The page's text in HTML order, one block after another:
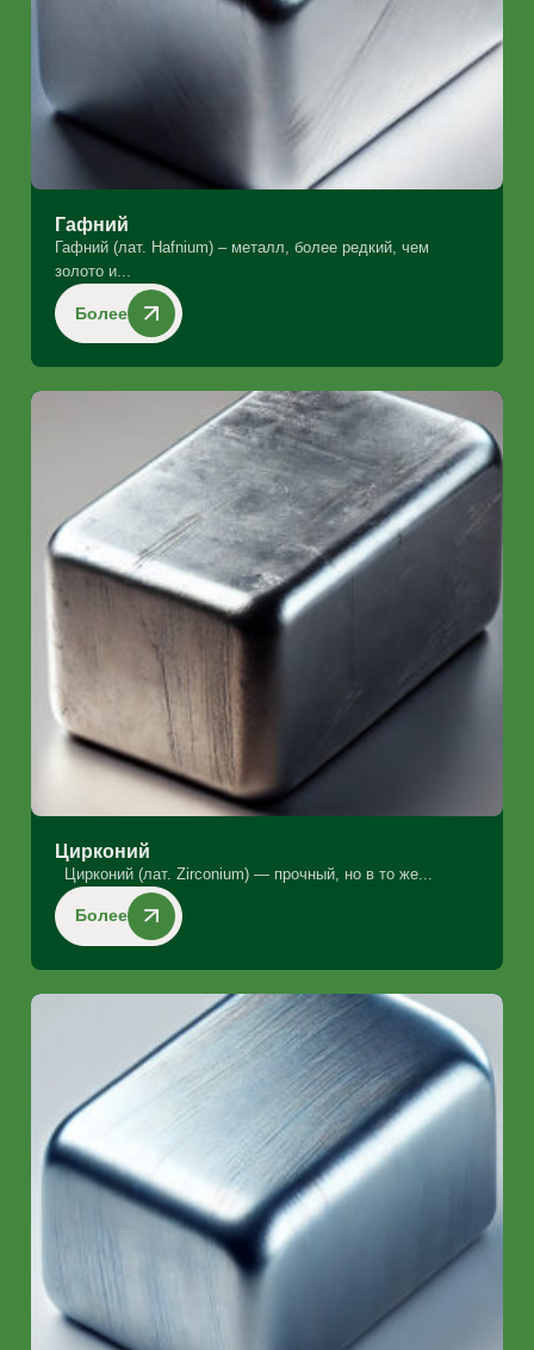
Гафний
Гафний (лат. Hafnium) – металл, более редкий, чем
золото и...
Более
Цирконий
Цирконий (лат. Zirconium) — прочный, но в то же...
Более